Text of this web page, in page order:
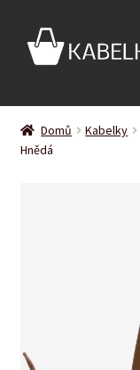
Přeskočit
na
Přejít
Úvodní stránka
Podle barvy
Domů Kabelky
Hnědá